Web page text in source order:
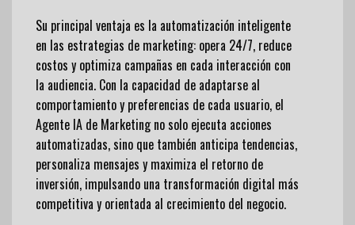
Su principal ventaja es la automatización inteligente
en las estrategias de marketing: opera 24/7, reduce
costos y optimiza campañas en cada interacción con
la audiencia. Con la capacidad de adaptarse al
comportamiento y preferencias de cada usuario, el
Agente IA de Marketing no solo ejecuta acciones
automatizadas, sino que también anticipa tendencias,
personaliza mensajes y maximiza el retorno de
inversión, impulsando una transformación digital más
competitiva y orientada al crecimiento del negocio.